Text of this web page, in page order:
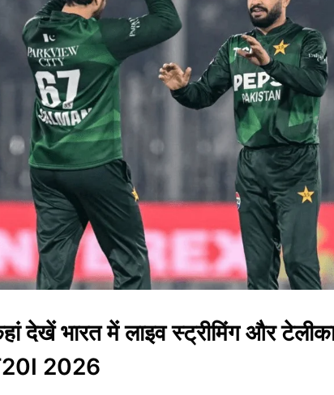
देखें भारत में लाइव स्ट्रीमिंग और
2026